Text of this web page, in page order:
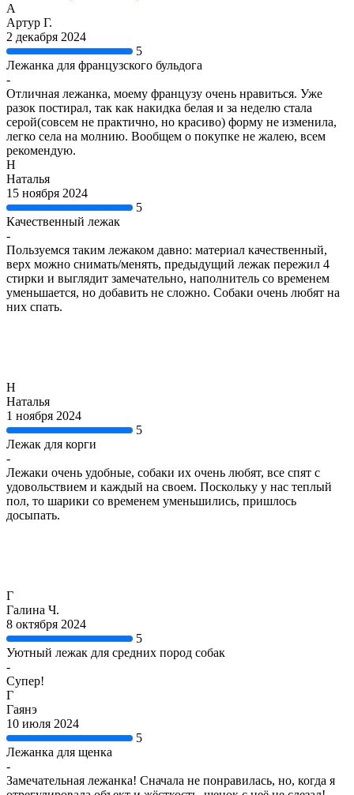
А
Артур Г.
2 декабря 2024
5
Лежанка для французского бульдога
-
Отличная лежанка, моему французу очень нравиться. Уже
разок постирал, так как накидка белая и за неделю стала
серой(совсем не практично, но красиво) форму не изменила,
легко села на молнию. Вообщем о покупке не жалею, всем
рекомендую.
Н
Наталья
15 ноября 2024
5
Качественный лежак
-
Пользуемся таким лежаком давно: материал качественный,
верх можно снимать/менять, предыдущий лежак пережил 4
стирки и выглядит замечательно, наполнитель со временем
уменьшается, но добавить не сложно. Собаки очень любят на
них спать.
Н
Наталья
1 ноября 2024
5
Лежак для корги
-
Лежаки очень удобные, собаки их очень любят, все спят с
удовольствием и каждый на своем. Поскольку у нас теплый
пол, то шарики со временем уменьшились, пришлось
досыпать.
Г
Галина Ч.
8 октября 2024
5
Уютный лежак для средних пород собак
-
Супер!
Г
Гаянэ
10 июля 2024
5
Лежанка для щенка
-
Замечательная лежанка! Сначала не понравилась, но, когда я